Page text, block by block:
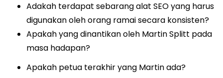
Adakah terdapat sebarang alat SEO yang harus
digunakan oleh orang ramai secara konsisten?
Apakah yang dinantikan oleh Martin Splitt pada
masa hadapan?
Apakah petua terakhir yang Martin ada?